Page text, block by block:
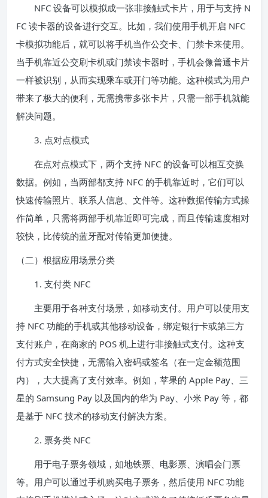
NFC 设备可以模拟成一张非接触式卡片，用于与支持 N
FC 读卡器的设备进行交互。比如，我们使用手机开启 NFC
卡模拟功能后，就可以将手机当作公交卡、门禁卡来使用。
当手机靠近公交刷卡机或门禁读卡器时，手机会像普通卡片
一样被识别，从而实现乘车或开门等功能。这种模式为用户
带来了极大的便利，无需携带多张卡片，只需一部手机就能
解决问题。
3. 点对点模式
在点对点模式下，两个支持 NFC 的设备可以相互交换
数据。例如，当两部都支持 NFC 的手机靠近时，它们可以
快速传输照片、联系人信息、文件等。这种数据传输方式操
作简单，只需将两部手机靠近即可完成，而且传输速度相对
较快，比传统的蓝牙配对传输更加便捷。
（二）根据应用场景分类
1. 支付类 NFC
主要用于各种支付场景，如移动支付。用户可以使用支
持 NFC 功能的手机或其他移动设备，绑定银行卡或第三方
支付账户，在商家的 POS 机上进行非接触式支付。这种支
付方式安全快捷，无需输入密码或签名（在一定金额范围
内），大大提高了支付效率。例如，苹果的 Apple Pay、三
星的 Samsung Pay 以及国内的华为 Pay、小米 Pay 等，都
是基于 NFC 技术的移动支付解决方案。
2. 票务类 NFC
用于电子票务领域，如地铁票、电影票、演唱会门票
等。用户可以通过手机购买电子票务，然后使用 NFC 功能